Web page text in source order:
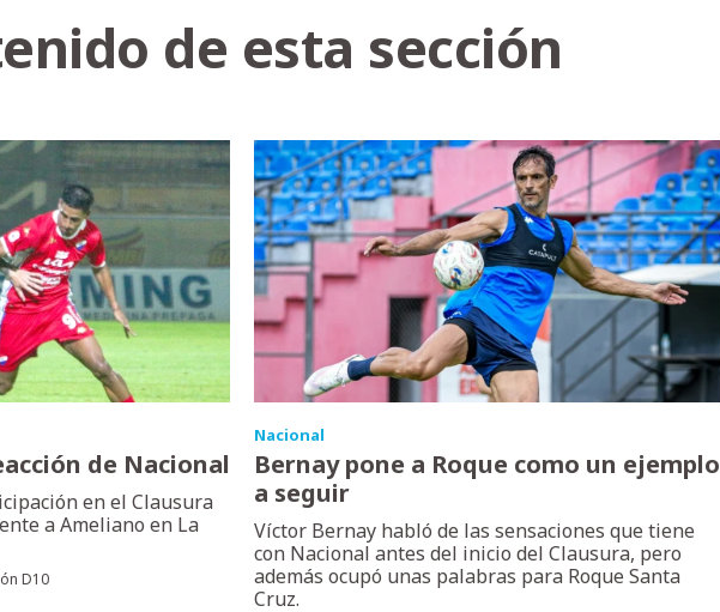
de esta sección
de Nacional
en el Clausura
a Ameliano en La
D10
Nacional
Bernay pone a Roque como un ejemplo
a seguir
Víctor Bernay habló de las sensaciones que tiene
con Nacional antes del inicio del Clausura, pero
además ocupó unas palabras para Roque Santa
Cruz.